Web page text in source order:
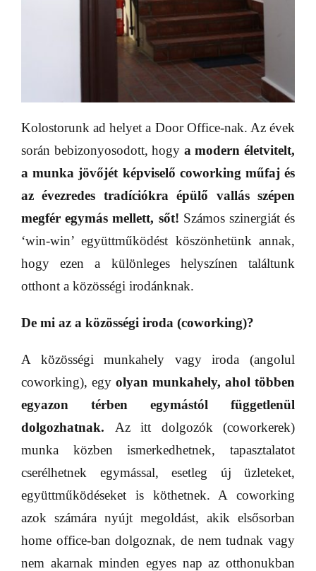
Kolostorunk ad helyet a Door Office-nak. Az évek
során bebizonyosodott, hogy a modern életvitelt,
a munka jövőjét képviselő coworking műfaj és
az évezredes tradíciókra épülő vallás szépen
megfér egymás mellett, sőt! Számos szinergiát és
‘win-win’ együttműködést köszönhetünk annak,
hogy ezen a különleges helyszínen találtunk
otthont a közösségi irodánknak.
De mi az a közösségi iroda (coworking)?
A közösségi munkahely vagy iroda (angolul
coworking), egy olyan munkahely, ahol többen
egyazon térben egymástól függetlenül
dolgozhatnak. Az itt dolgozók (coworkerek)
munka közben ismerkedhetnek, tapasztalatot
cserélhetnek egymással, esetleg új üzleteket,
együttműködéseket is köthetnek. A coworking
azok számára nyújt megoldást, akik elsősorban
home office-ban dolgoznak, de nem tudnak vagy
nem akarnak minden egyes nap az otthonukban